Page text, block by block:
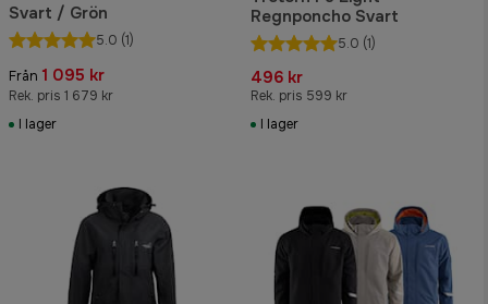
Svart / Grön
5.0 (1)
Från 1 095 kr
Rek. pris 1 679 kr
I lager
Regnponcho Svart
5.0 (1)
496 kr
Rek. pris 599 kr
I lager